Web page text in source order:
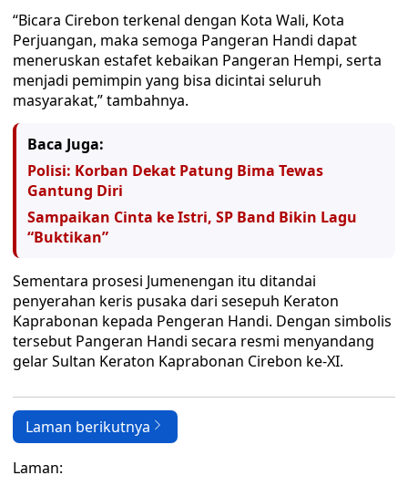
“Bicara Cirebon terkenal dengan Kota Wali, Kota
Perjuangan, maka semoga Pangeran Handi dapat
meneruskan estafet kebaikan Pangeran Hempi, serta
menjadi pemimpin yang bisa dicintai seluruh
masyarakat,” tambahnya.
Baca Juga:
Polisi: Korban Dekat Patung Bima Tewas
Gantung Diri
Sampaikan Cinta ke Istri, SP Band Bikin Lagu
“Buktikan”
Sementara prosesi Jumenengan itu ditandai
penyerahan keris pusaka dari sesepuh Keraton
Kaprabonan kepada Pengeran Handi. Dengan simbolis
tersebut Pangeran Handi secara resmi menyandang
gelar Sultan Keraton Kaprabonan Cirebon ke-XI.
Laman berikutnya
Laman: